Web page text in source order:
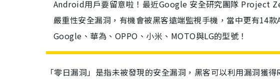
Android用戶要留意啦！最近Google 安全研究團隊 Project
嚴重性安全漏洞，有機會被黑客遠端監視手機，當中更有14
Google、華為、OPPO、小米、MOTO與LG的型號！
「零日漏洞」是指未被發現的安全漏洞， 黑客可以利用漏洞獲得